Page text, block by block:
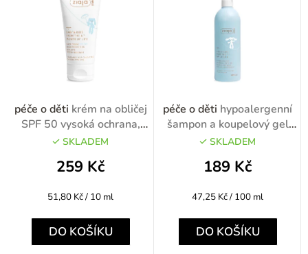
opéče o děti krém na obličej
SPF 50 vysoká ochrana,
voděodolný 50ml
SKLADEM
259 Kč
Měrná
51,80 Kč / 10 ml
DO KOŠÍKU
péče o děti hypoalergenní
šampon a koupelový gel
2v1 400ml
SKLADEM
189 Kč
Měrná
47,25 Kč / 100 ml
DO KOŠÍKU